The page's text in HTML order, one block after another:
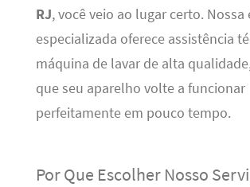
RJ, você veio ao lugar certo. Nossa
especializada oferece assistência
máquina de lavar de alta
que seu aparelho volte a funcionar
perfeitamente em pouco tempo.
Por Que Escolher Nosso